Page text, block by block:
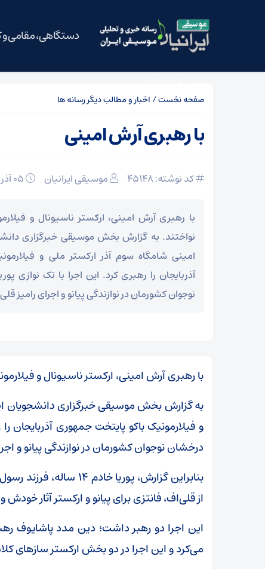
دستگاهی، مقامی
صفحه نخست/ اخبار و مطالب دیگر رسانه ها
با رهبری آرش امینی
کد نوشته: 45148 موسیقی ایرانیان
با رهبری آرش امینی، ارکستر ناسیونال و
نواختند. به گزارش بخش موسیقی خبرگزاری
امینی شامگاه سوم آذر ارکستر ملی و
آذربایجان را رهبری کرد. این اجرا با تک نوازی
نوجوان کشورمان در نوازندگی پیانو و اجرای رامیز
با رهبری آرش امینی، ارکستر ناسیونال و
به گزارش بخش موسیقی خبرگزاری دانشجویان
و فیلارمونیک باکو پایتخت جمهوری آذربایجان
درخشان نوجوان کشورمان در نوازندگی پیانو و
بنابراین گزارش، پوریا
از قلی‌اف، فانتزی برای پیانو و ارکستر آثار
این اجرا دو رهبر داشت؛ دین مدد پاشایوف
می‌کرد و این اجرا در دو بخش ارکستر سازهای